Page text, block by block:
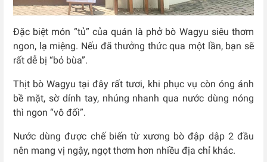
Đặc biệt món “tủ” của quán là phở bò Wagyu siêu thơm
ngon, lạ miệng. Nếu đã thưởng thức qua một lần, bạn sẽ
rất dễ bị “bỏ bùa”.
Thịt bò Wagyu tại đây rất tươi, khi phục vụ còn óng ánh
bề mặt, sờ dính tay, nhúng nhanh qua nước dùng nóng
thì ngon “vô đối”.
Nước dùng được chế biến từ xương bò đập dập 2 đầu
nên mang vị ngậy, ngọt thơm hơn nhiều địa chỉ khác.